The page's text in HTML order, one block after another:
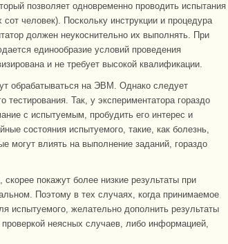
позволяет одновременно проводить испытания
человек). Поскольку инструкции и процедура
должен неукоснительно их выполнять. При
единообразие условий проведения
и не требует высокой квалификации.
обрабатываться на ЭВМ. Однако следует
тестирования. Так, у экспериментатора гораздо
с испытуемым, пробудить его интерес и
состояния испытуемого, такие, как болезнь,
могут влиять на выполнение заданий, гораздо
покажут более низкие результаты при
Поэтому в тех случаях, когда принимаемое
испытуемого, желательно дополнить результаты
неясных случаев, либо информацией,